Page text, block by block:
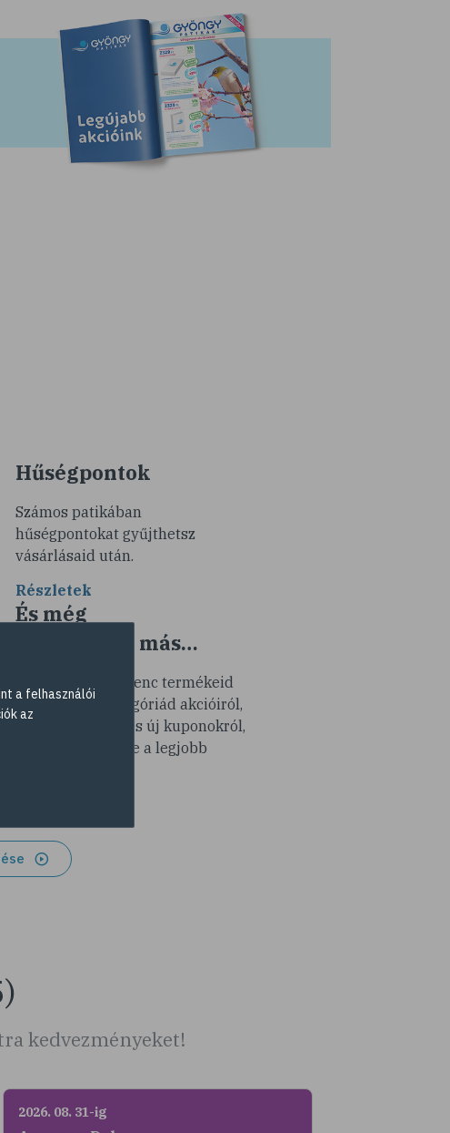
Hűségpontok
Számos patikában
hűségpontokat gyűjthetsz
vásárlásaid után.
Részletek
És még
sok minden más…
Éretesítünk kedvenc termékeid
vagy termékkategóriád akcióiról,
számodra érdekes új kuponokról,
hogy ne maradj le a legjobb
kedvezményeket!
2026. 08. 31-ig
a felhasználói
az